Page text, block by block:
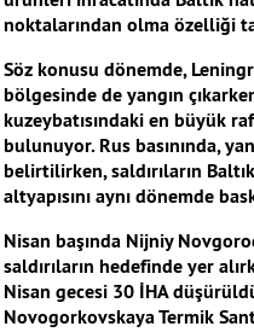
noktalarından olma özelliği
Söz konusu dönemde,
bölgesinde de yangın
kuzeybatısındaki en büyük
bulunuyor. Rus basınında,
belirtilirken, saldırıların
altyapısını aynı dönemde
Nisan başında Nijniy
saldırıların hedefinde yer
Nisan gecesi 30 İHA
Novogorkovskaya Termik